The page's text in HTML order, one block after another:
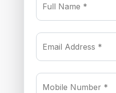
Full Name *
Email Address *
Mobile Number *